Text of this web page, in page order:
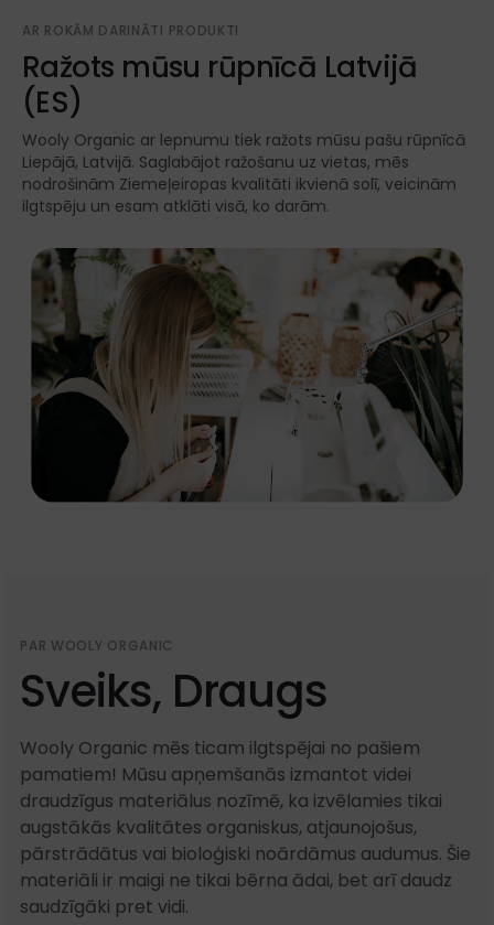
AR ROKĀM DARINĀTI PRODUKTI
Ražots mūsu rūpnīcā Latvijā
(ES)
Wooly Organic ar lepnumu tiek ražots mūsu pašu rūpnīcā
Liepājā, Latvijā. Saglabājot ražošanu uz vietas, mēs
nodrošinām Ziemeļeiropas kvalitāti ikvienā solī, veicinām
ilgtspēju un esam atklāti visā, ko darām.
PAR WOOLY ORGANIC
Sveiks, Draugs
Wooly Organic mēs ticam ilgtspējai no pašiem
pamatiem! Mūsu apņemšanās izmantot videi
draudzīgus materiālus nozīmē, ka izvēlamies tikai
augstākās kvalitātes organiskus, atjaunojošus,
pārstrādātus vai bioloģiski noārdāmus audumus. Šie
materiāli ir maigi ne tikai bērna ādai, bet arī daudz
saudzīgāki pret vidi.